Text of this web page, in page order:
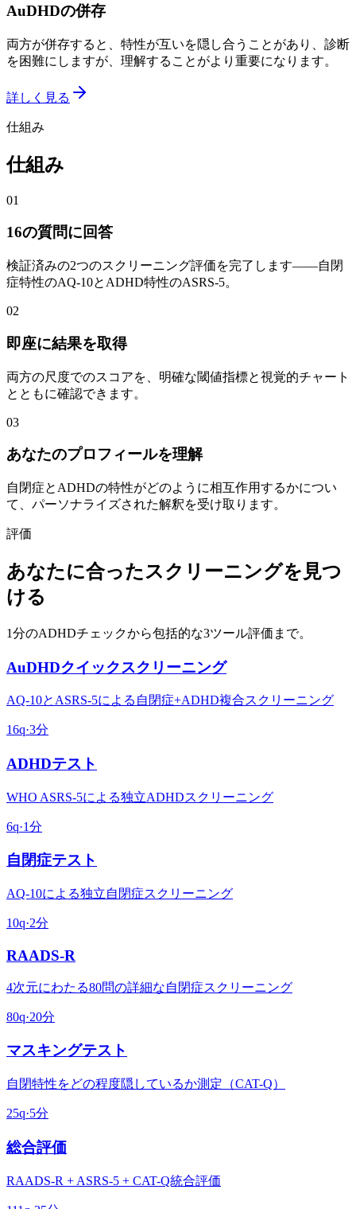
AuDHDの併存
両方が併存すると、特性が互いを隠し合うことがあり、診断
を困難にしますが、理解することがより重要になります。
詳しく見る
仕組み
仕組み
01
16の質問に回答
検証済みの2つのスクリーニング評価を完了します——自閉
症特性のAQ-10とADHD特性のASRS-5。
02
即座に結果を取得
両方の尺度でのスコアを、明確な閾値指標と視覚的チャート
とともに確認できます。
03
あなたのプロフィールを理解
自閉症とADHDの特性がどのように相互作用するかについ
て、パーソナライズされた解釈を受け取ります。
評価
あなたに合ったスクリーニングを見つ
ける
1分のADHDチェックから包括的な3ツール評価まで。
AuDHDクイックスクリーニング
AQ-10とASRS-5による自閉症+ADHD複合スクリーニング
16q·3分
ADHDテスト
WHO ASRS-5による独立ADHDスクリーニング
6q·1分
自閉症テスト
AQ-10による独立自閉症スクリーニング
10q·2分
RAADS-R
4次元にわたる80問の詳細な自閉症スクリーニング
80q·20分
マスキングテスト
自閉特性をどの程度隠しているか測定（CAT-Q）
25q·5分
総合評価
RAADS-R + ASRS-5 + CAT-Q統合評価